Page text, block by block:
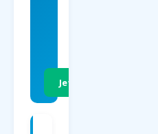
Jetzt Preise